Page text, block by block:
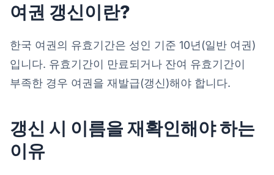
여권 갱신이란?
한국 여권의 유효기간은 성인 기준 10년(일반 여권)
입니다. 유효기간이 만료되거나 잔여 유효기간이
부족한 경우 여권을 재발급(갱신)해야 합니다.
갱신 시 이름을 재확인해야 하는
이유